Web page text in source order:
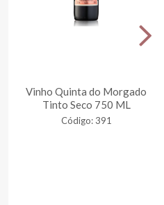
Vinho Quinta do Morgado
Tinto Seco 750 ML
Código: 391